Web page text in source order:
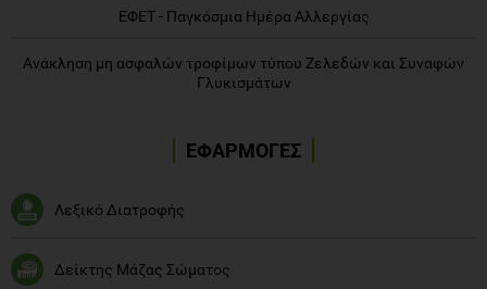
ΕΦΕΤ - Παγκόσμια Ημέρα Αλλεργίας
Ανάκληση μη ασφαλών τροφίμων τύπου Ζελεδών και Συναφών
Γλυκισμάτων
ΕΦΑΡΜΟΓΕΣ
Λεξικό Διατροφής
Δείκτης Μάζας Σώματος